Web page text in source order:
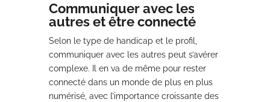
Communiquer avec les
autres et être connecté
Selon le type de handicap et le profil,
communiquer avec les autres peut s’avérer
complexe. Il en va de même pour rester
connecté dans un monde de plus en plus
numérisé, avec l’importance croissante des